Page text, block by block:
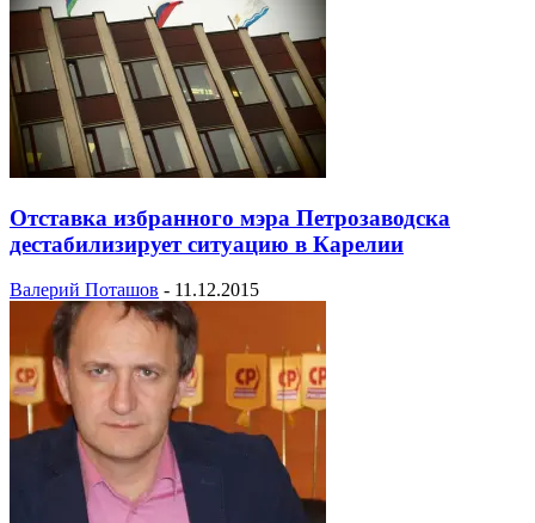
Отставка избранного мэра Петрозаводска
дестабилизирует ситуацию в Карелии
Валерий Поташов - 11.12.2015